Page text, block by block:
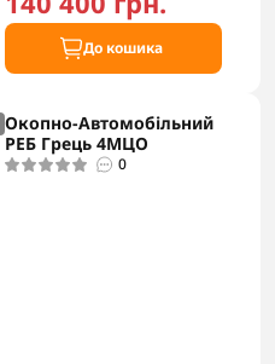
До кошика
Окопно-Автомобільний
РЕБ Грець 4МЦО
0